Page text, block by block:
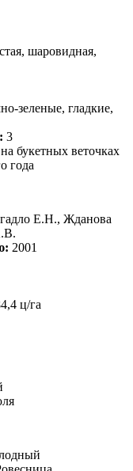
шаровидная,
зеленые, гладкие,
3
на букетных веточках
года
Е.Н., Жданова
2001
ц/га